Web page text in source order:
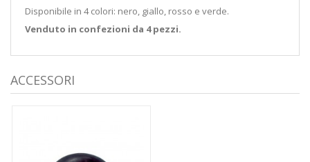
Disponibile in 4 colori: nero, giallo, rosso e verde.
Venduto in confezioni da 4 pezzi.
ACCESSORI